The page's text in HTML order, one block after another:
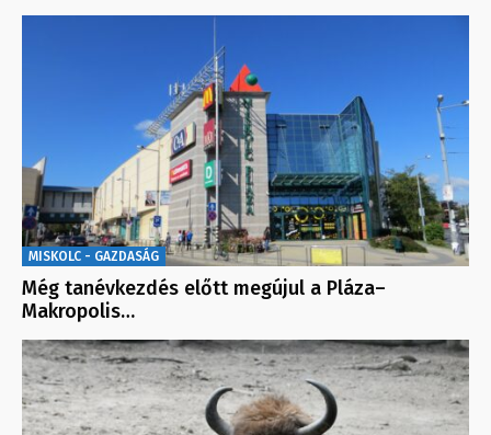
MISKOLC - GAZDASÁG
Még tanévkezdés előtt megújul a Pláza–
Makropolis…